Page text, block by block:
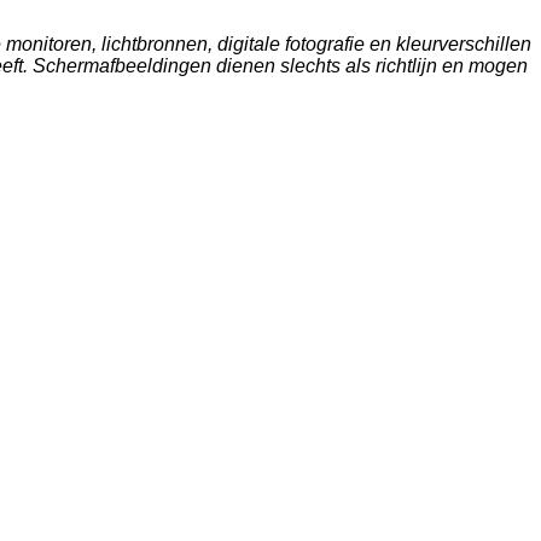
lichtbronnen, digitale fotografie en kleurverschillen
Schermafbeeldingen dienen slechts als richtlijn en mogen